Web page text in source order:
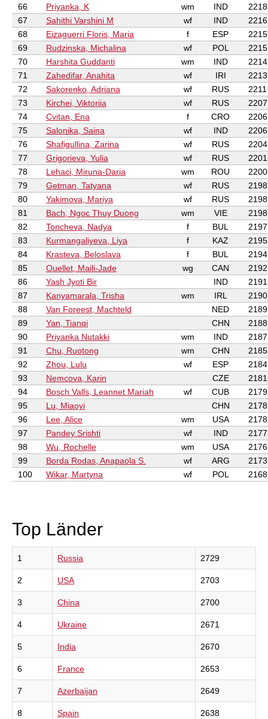
66 Priyanka, K wm IND
2218
67
Sahithi Varshini M wf IND
2216
68
Eizaguerri Floris, Maria f ESP
2215
69
Rudzinska, Michalina wf POL
2215
70
Harshita Guddanti wm IND
2214
71
Zahedifar, Anahita wf IRI
2213
72
Sakorenko, Adriana wf RUS
2211
73
Kirchei, Viktoriia wf RUS
2207
74
Cvitan, Ena f CRO
2206
75
Salonika, Saina wf IND
2206
76
Shafigullina, Zarina wf RUS
2204
77
Grigorieva, Yulia wf RUS
2201
78
Lehaci, Miruna-Daria wm ROU
2200
79
Getman, Tatyana wf RUS
2198
80
Yakimova, Mariya wf RUS
2198
81
Bach, Ngoc Thuy Duong wm VIE
2198
82
Toncheva, Nadya f BUL
2197
83
Kurmangaliyeva, Liya f KAZ
2195
84
Krasteva, Beloslava f BUL
2194
85
Ouellet, Maili-Jade wg CAN
2192
86
Yash Jyoti Bir IND
2191
87
Kanyamarala, Trisha wm IRL
2190
88
Van Foreest, Machteld NED
2189
89
Yan, Tianqi CHN
2188
90
Priyanka Nutakki wm IND
2187
91
Chu, Ruotong wm CHN
2185
92
Zhou, Lulu wf ESP
2184
93
Nemcova, Karin CZE
2181
94
Bosch Valls, Leannet Mariah wf CUB
2179
95
Lu, Miaoyi CHN
2178
96
Lee, Alice wm USA
2178
97
Pandey Srishti wf IND
2177
98
Wu, Rochelle wm USA
2176
99
Borda Rodas, Anapaola S. wf ARG
2173
100
Wikar, Martyna wf POL 2168
Top Länder
1 Russia 2729
2 USA 2703
3 China 2700
4 Ukraine 2671
5 India 2670
6 France 2653
7 Azerbaijan 2649
8 Spain 2638